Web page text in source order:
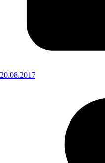
20.08.2017